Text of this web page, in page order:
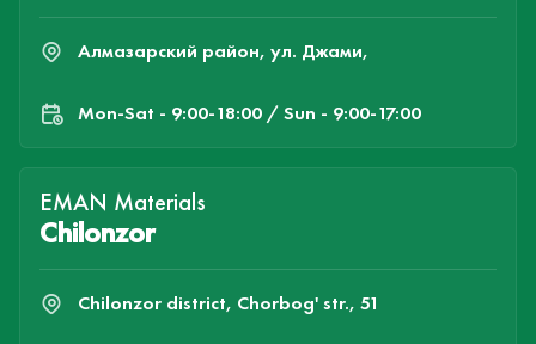
Алмазарский район, ул. Джами,
Mon-Sat - 9:00-18:00 / Sun - 9:00-17:00
EMAN Materials
Chilonzor
Chilonzor district, Chorbog' str., 51